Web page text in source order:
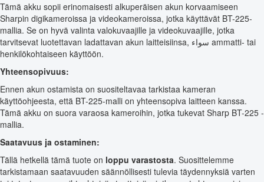
Tämä akku sopii erinomaisesti alkuperäisen akun korvaamiseen
Sharpin digikameroissa ja videokameroissa, jotka käyttävät BT-225-
mallia. Se on hyvä valinta valokuvaajille ja videokuvaajille, jotka
tarvitsevat luotettavan ladattavan akun laitteisiinsa, سواء ammatti- tai
henkilökohtaiseen käyttöön.
Yhteensopivuus:
Ennen akun ostamista on suositeltavaa tarkistaa kameran
käyttöohjeesta, että BT-225-malli on yhteensopiva laitteen kanssa.
Tämä akku on suora varaosa kameroihin, jotka tukevat Sharp BT-225 -
mallia.
Saatavuus ja ostaminen:
Tällä hetkellä tämä tuote on loppu varastosta. Suosittelemme
tarkistamaan saatavuuden säännöllisesti tulevia täydennyksiä varten